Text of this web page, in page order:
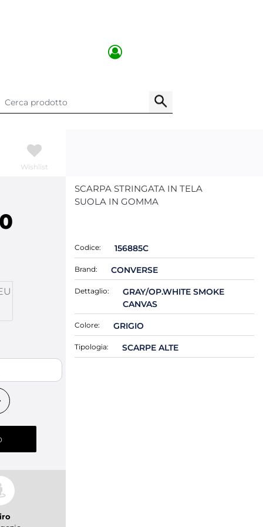
Wishlist
SCARPA STRINGATA IN TELA
SUOLA IN GOMMA
Codice: 156885C
Brand: CONVERSE
Dettaglio:
GRAY/OP.WHITE SMOKE
CANVAS
Colore: GRIGIO
Tipologia: SCARPE ALTE